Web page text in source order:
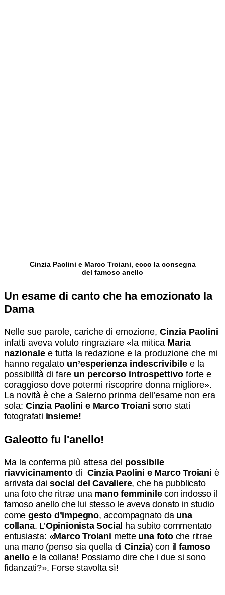
Cinzia Paolini e Marco Troiani, ecco la consegna
del famoso anello
Un esame di canto che ha emozionato la
Dama
Nelle sue parole, cariche di emozione, Cinzia Paolini
infatti aveva voluto ringraziare «la mitica Maria
nazionale e tutta la redazione e la produzione che mi
hanno regalato un’esperienza indescrivibile e la
possibilità di fare un percorso introspettivo forte e
coraggioso dove potermi riscoprire donna migliore».
La novità è che a Salerno prinma dell’esame non era
sola: Cinzia Paolini e Marco Troiani sono stati
fotografati insieme!
Galeotto fu l'anello!
Ma la conferma più attesa del possibile
riavvicinamento di Cinzia Paolini e Marco Troiani è
arrivata daisocial del Cavaliere, che ha pubblicato
una foto che ritrae una mano femminilecon indosso il
famoso anello che lui stesso le aveva donato in studio
come gesto d’impegno, accompagnato da una
collana. L’Opinionista Social ha subito commentato
entusiasta: «Marco Troiani mette una fotoche ritrae
una mano (penso sia quella diCinzia) con il famoso
anello e la collana! Possiamo dire che i due si sono
fidanzati?». Forse stavolta sì!